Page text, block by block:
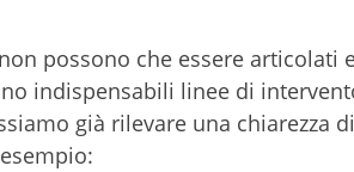
possono che essere articolati
indispensabili linee di
già rilevare una chiarezza